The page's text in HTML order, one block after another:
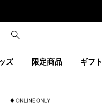
ズ 限定商品 ギフト